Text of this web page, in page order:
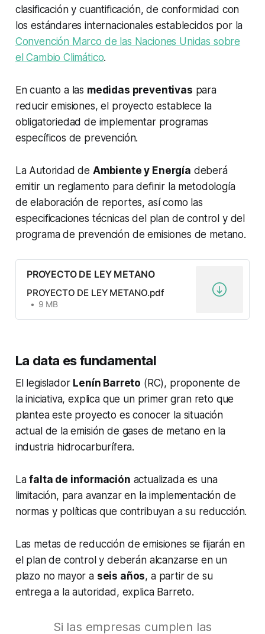
clasificación y cuantificación, de conformidad con
los estándares internacionales establecidos por la
Convención Marco de las Naciones Unidas sobre
el Cambio Climático.
En cuanto a las medidas preventivas para
reducir emisiones, el proyecto establece la
obligatoriedad de implementar programas
específicos de prevención.
La Autoridad de Ambiente y Energía deberá
emitir un reglamento para definir la metodología
de elaboración de reportes, así como las
especificaciones técnicas del plan de control y del
programa de prevención de emisiones de metano.
PROYECTO DE LEY METANO
PROYECTO DE LEY METANO.pdf
9 MB
La data es fundamental
El legislador Lenín Barreto (RC), proponente de
la iniciativa, explica que un primer gran reto que
plantea este proyecto es conocer la situación
actual de la emisión de gases de metano en la
industria hidrocarburífera.
Lafalta de información actualizada es una
limitación, para avanzar en la implementación de
normas y políticas que contribuyan a su reducción.
Las metas de reducción de emisiones se fijarán en
el plan de control y deberán alcanzarse en un
plazo no mayor a seis años, a partir de su
entrega a la autoridad, explica Barreto.
Si las empresas cumplen las